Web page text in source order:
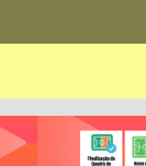
PORTAL